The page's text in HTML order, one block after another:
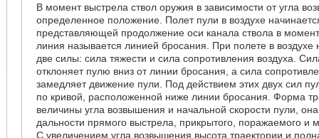
В момент выстрела ствол оружия в зависимости от угла
определенное положение. Полет пули в воздухе
представляющей продолжение оси канала ствола в
линия называется линией бросания. При полете в воздухе
две силы: сила тяжести и сила сопротивления воздуха.
отклоняет пулю вниз от линии бросания, а сила
замедляет движение пули. Под действием этих двух сил
по кривой, расположенной ниже линии бросания. Форма
величины угла возвышения и начальной скорости пули,
дальности прямого выстрела, прикрытого, поражаемого и
С увеличением угла возвышения высота траектории и